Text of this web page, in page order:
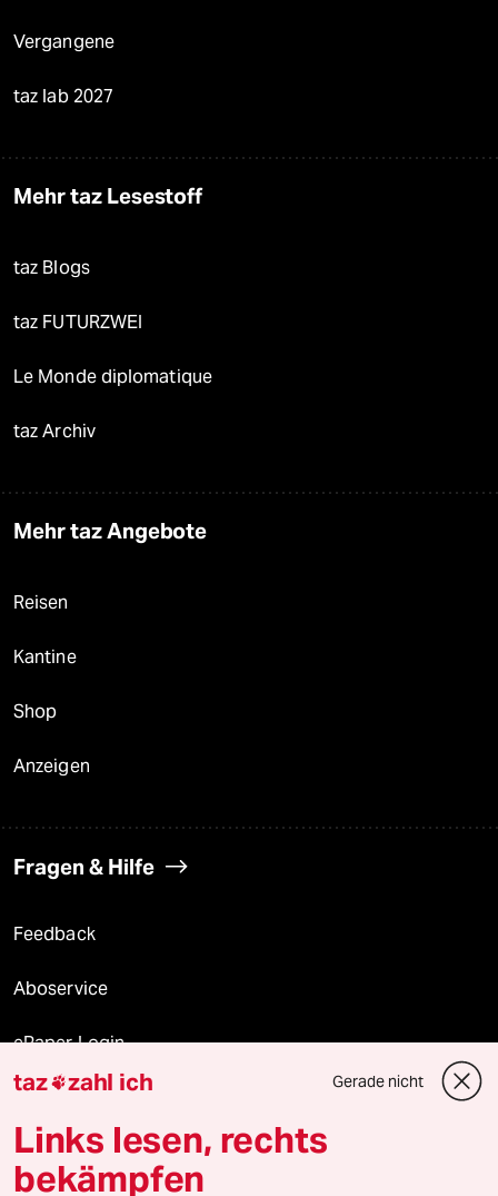
Vergangene
taz lab 2027
Mehr taz Lesestoff
taz Blogs
taz FUTURZWEI
Le Monde diplomatique
taz Archiv
Mehr taz Angebote
Reisen
Kantine
Shop
Anzeigen
Fragen & Hilfe
Feedback
Aboservice
ePaper Login
Downloads für Abonnierende
taz zahl ich Gerade nicht
Links lesen, rechts
bekämpfen